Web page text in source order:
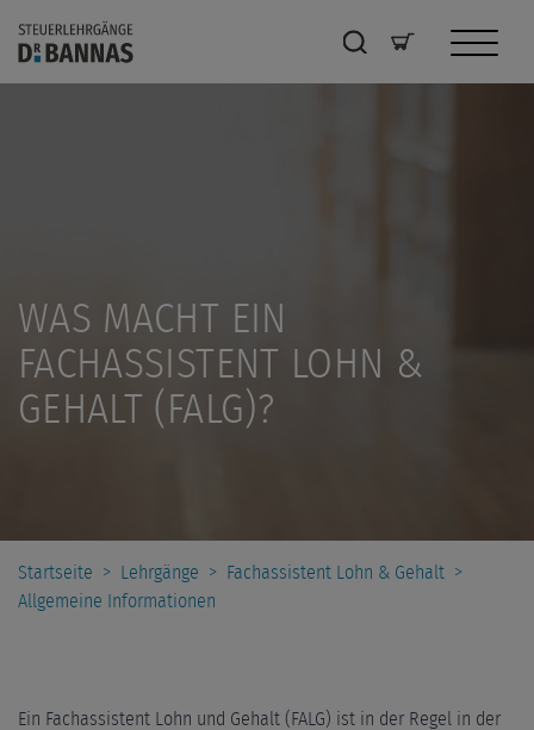
WAS MACHT EIN
FACHASSISTENT LOHN &
GEHALT (FALG)?
Startseite > Lehrgänge > Fachassistent Lohn & Gehalt >
Allgemeine Informationen
Ein Fachassistent Lohn und Gehalt (FALG) ist in der Regel in der